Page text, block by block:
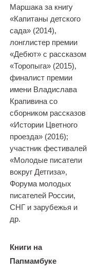
Маршака за книгу
«Капитаны детского
сада» (2014),
лонглистер премии
«Дебют» с рассказом
«Торопыга» (2015),
финалист премии
имени Владислава
Крапивина со
сборником рассказов
«Истории Цветного
проезда» (2016);
участник фестивалей
«Молодые писатели
вокруг Детгиза»,
Форума молодых
писателей России,
СНГ и зарубежья и
др.
Книги на
Папмамбуке